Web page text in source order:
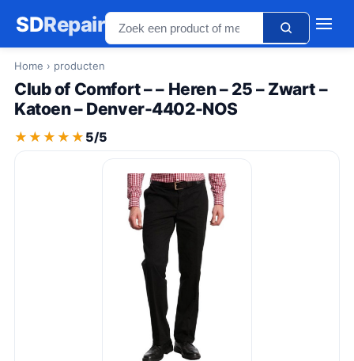
SDRepair
Home › producten
Club of Comfort – – Heren – 25 – Zwart –
Katoen – Denver-4402-NOS
★★★★★
★★★★★ 5/5